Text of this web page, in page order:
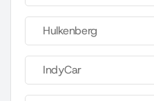
Hulkenberg
IndyCar